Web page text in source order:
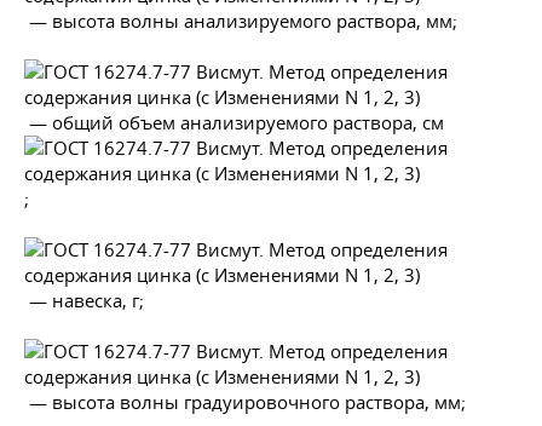
— высота волны анализируемого раствора, мм;
— общий объем анализируемого раствора, см
;
— навеска, г;
— высота волны градуировочного раствора, мм;